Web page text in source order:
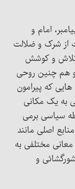
امام و
از شرک و ضلالت
تلاش و کوشش
و هم چنین روحی
که پیرامون
به یک مکانی
سیاسی برمی
اصلی مانند
مختلفی به
و